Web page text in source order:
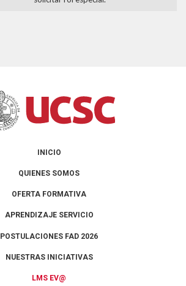
INICIO
QUIENES SOMOS
OFERTA FORMATIVA
APRENDIZAJE SERVICIO
POSTULACIONES FAD 2026
NUESTRAS INICIATIVAS
LMS EV@